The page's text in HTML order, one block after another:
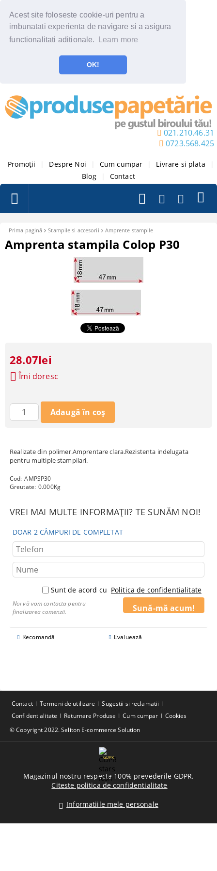
Acest site foloseste cookie-uri pentru a
imbunatati experienta de navigare si a asigura
functionalitati aditionale.
Learn more
OK!
021.210.46.31
0723.568.425
Promoții Despre Noi Cum cumpar Livrare si plata
Blog
Contact
Prima pagină Stampile si accesorii Amprente stampile
Amprenta stampila Colop P30
Realizate din polimer.Amprentare clara.Rezistenta indelugata
pentru multiple stampilari.
Cod: AMPSP30
Greutate: 0.000Kg
VREI MAI MULTE INFORMAȚII? TE SUNĂM NOI!
DOAR 2 CÂMPURI DE COMPLETAT
Sunt de acord cu Politica de confidentialitate
Noi vă vom contacta pentru
finalizarea comenzii.
Recomandă Evaluează
28.07lei
Îmi doresc
© Copyright 2022. Seliton E-commerce Solution
Contact Termeni de utilizare
Sugestii si reclamatii
Confidentialitate
Returnare Produse Cum cumpar Cookies
GDPR
Magazinul nostru respecta 100% prevederile GDPR.
Citeste politica de confidentialitate
Informatiile mele personale